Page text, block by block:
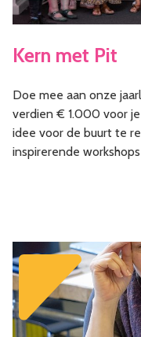
Kern met Pit
Doe mee aan onze
verdien € 1.000 voor
idee voor de buurt te
inspirerende